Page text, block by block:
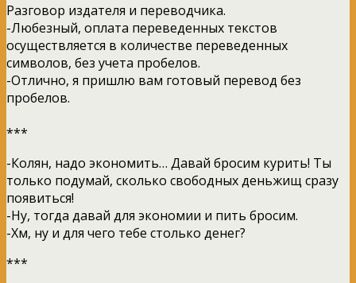
Разговор издателя и переводчика.
-Любезный, оплата переведенных текстов
осуществляется в количестве переведенных
символов, без учета пробелов.
-Отлично, я пришлю вам готовый перевод без
пробелов.
***
-Колян, надо экономить… Давай бросим курить! Ты
только подумай, сколько свободных деньжищ сразу
появиться!
-Ну, тогда давай для экономии и пить бросим.
-Хм, ну и для чего тебе столько денег?
***